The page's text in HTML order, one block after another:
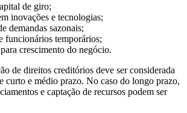
de giro;
inovações e tecnologias;
demandas sazonais;
funcionários temporários;
crescimento do negócio.
de direitos creditórios deve ser considerada
curto e médio prazo. No caso do longo prazo,
e captação de recursos podem ser